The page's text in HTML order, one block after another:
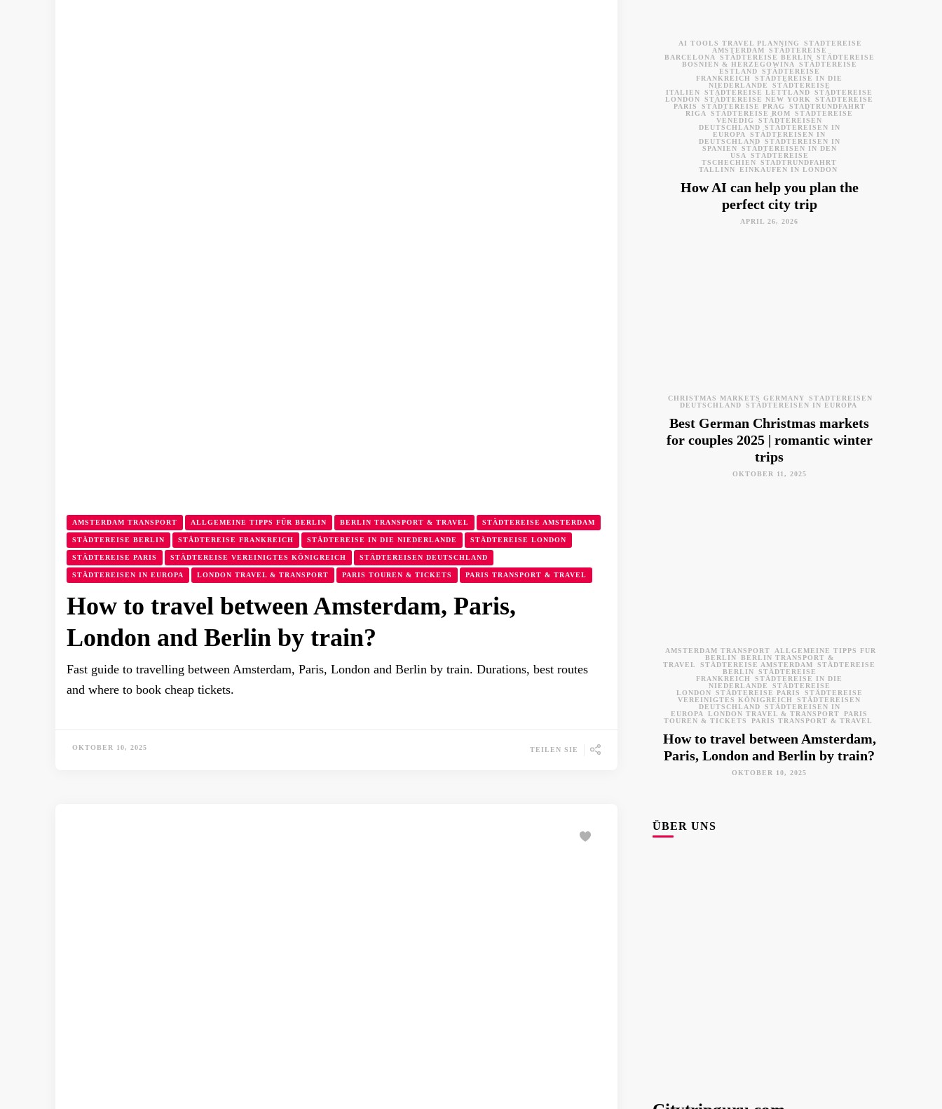
AMSTERDAM TRANSPORT ALLGEMEINE TIPPS FÜR BERLIN BERLIN TRANSPORT & TRAVEL STÄDTEREISE AMSTERDAM
STÄDTEREISE BERLIN STÄDTEREISE FRANKREICH STÄDTEREISE IN DIE NIEDERLANDE STÄDTEREISE LONDON
STÄDTEREISE PARIS STÄDTEREISE VEREINIGTES KÖNIGREICH STÄDTEREISEN DEUTSCHLAND
STÄDTEREISEN IN EUROPA LONDON TRAVEL & TRANSPORT PARIS TOUREN & TICKETS PARIS TRANSPORT & TRAVEL
How to travel between Amsterdam, Paris,
London and Berlin by train?
Fast guide to travelling between Amsterdam, Paris, London and Berlin by train. Durations, best routes
and where to book cheap tickets.
OKTOBER 10, 2025 TEILEN SIE
AI TOOLS TRAVEL PLANNING
STÄDTEREISE
AMSTERDAM
STÄDTEREISE
BARCELONA
STÄDTEREISE BERLIN
STÄDTEREISE
BOSNIEN & HERZEGOWINA
STÄDTEREISE
ESTLAND
STÄDTEREISE
FRANKREICH
STÄDTEREISE IN DIE
NIEDERLANDE
STÄDTEREISE
ITALIEN
STÄDTEREISE LETTLAND
STÄDTEREISE
LONDON
STÄDTEREISE NEW YORK
STÄDTEREISE
PARIS
STÄDTEREISE PRAG
STADTRUNDFAHRT
RIGA
STÄDTEREISE ROM
STÄDTEREISE
VENEDIG
STÄDTEREISEN
DEUTSCHLAND
STÄDTEREISEN IN
EUROPA
STÄDTEREISEN IN
DEUTSCHLAND
STÄDTEREISEN IN
SPANIEN
STÄDTEREISEN IN DEN
USA
STÄDTEREISE
TSCHECHIEN
STADTRUNDFAHRT
TALLINN
EINKAUFEN IN LONDON
How AI can help you plan the
perfect city trip
APRIL 26, 2026
CHRISTMAS MARKETS GERMANY
STÄDTEREISEN
DEUTSCHLAND
STÄDTEREISEN IN EUROPA
Best German Christmas markets
for couples 2025 | romantic winter
trips
OKTOBER 11, 2025
AMSTERDAM TRANSPORT
ALLGEMEINE TIPPS FÜR
BERLIN
BERLIN TRANSPORT &
TRAVEL
STÄDTEREISE AMSTERDAM
STÄDTEREISE
BERLIN
STÄDTEREISE
FRANKREICH
STÄDTEREISE IN DIE
NIEDERLANDE
STÄDTEREISE
LONDON
STÄDTEREISE PARIS
STÄDTEREISE
VEREINIGTES KÖNIGREICH
STÄDTEREISEN
DEUTSCHLAND
STÄDTEREISEN IN
EUROPA
LONDON TRAVEL & TRANSPORT
PARIS
TOUREN & TICKETS
PARIS TRANSPORT & TRAVEL
How to travel between Amsterdam,
Paris, London and Berlin by train?
OKTOBER 10, 2025
ÜBER UNS